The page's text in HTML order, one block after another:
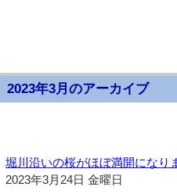
2023年3月のアーカイブ
堀川沿いの桜がほぼ満開になり
2023年3月24日 金曜日